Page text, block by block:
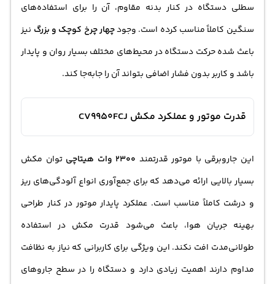
سطلی دستگاه در کنار بدنه مقاوم، آن را برای استفاده‌های
سنگین کاملاً مناسب کرده است. وجودچهار چرخ کوچک و بزرگ نیز
باعث شده حرکت دستگاه در محیط‌های مختلف بسیار روان و پایدار
باشد و کاربر بدون فشار اضافی بتواند آن را جابه‌جا کند.
قدرت موتور و عملکرد مکش CV9950FCJ
این جاروبرقی با موتور قدرتمند 2300 وات هیتاچی
توان مکش
بسیار بالایی ارائه می‌دهد که برای جمع‌آوری انواع آلودگی‌های ریز
و درشت کاملاً مناسب است. عملکرد پایدار موتور در کنار طراحی
بهینه جریان هوا، باعث می‌شود قدرت مکش در استفاده
طولانی‌مدت افت نکند. این ویژگی برای کاربرانی که نیاز به نظافت
مداوم دارند اهمیت زیادی دارد و دستگاه را در سطح جاروهای